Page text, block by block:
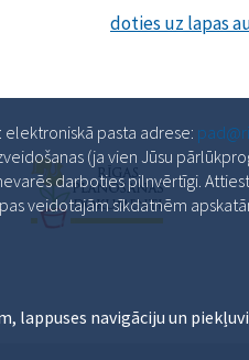
doties uz lapas
elektroniskā pasta adrese:
(ja vien Jūsu
darboties pilnvērtīgi.
veidotajām sīkdatnēm
lappuses navigāciju un